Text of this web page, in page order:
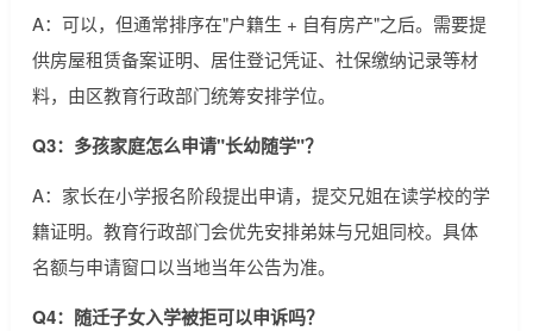
A：可以，但通常排序在"户籍生 + 自有房产"之后。需要提
供房屋租赁备案证明、居住登记凭证、社保缴纳记录等材
料，由区教育行政部门统筹安排学位。
Q3：多孩家庭怎么申请"长幼随学"？
A：家长在小学报名阶段提出申请，提交兄姐在读学校的学
籍证明。教育行政部门会优先安排弟妹与兄姐同校。具体
名额与申请窗口以当地当年公告为准。
Q4：随迁子女入学被拒可以申诉吗？